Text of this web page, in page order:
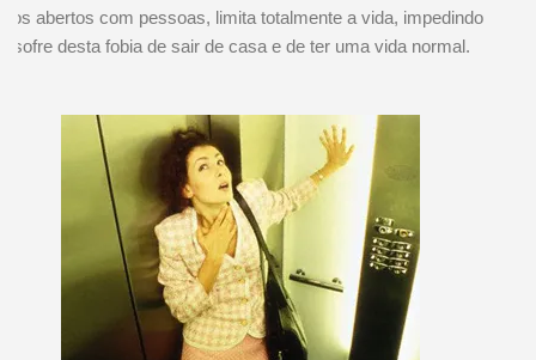
abertos com pessoas, limita totalmente a vida, impedindo
sofre desta fobia de sair de casa e de ter uma vida normal.